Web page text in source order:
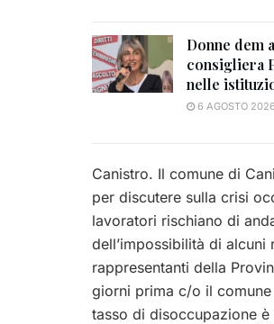
Donne dem
consigliera
nelle
6 AGOSTO 2026
Canistro. Il comune di
per discutere sulla crisi
lavoratori rischiano di
dell’impossibilità di alcuni
rappresentanti della
giorni prima c/o il
tasso di disoccupazione è